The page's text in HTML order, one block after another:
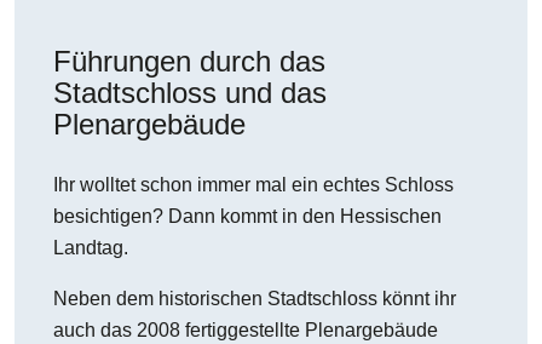
Führungen durch das
Stadtschloss und das
Plenargebäude
Ihr wolltet schon immer mal ein echtes Schloss
besichtigen? Dann kommt in den Hessischen
Landtag.
Neben dem historischen Stadtschloss könnt ihr
auch das 2008 fertiggestellte Plenargebäude